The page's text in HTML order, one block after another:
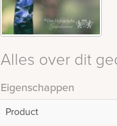
Alles over dit
Eigenschappen
Product